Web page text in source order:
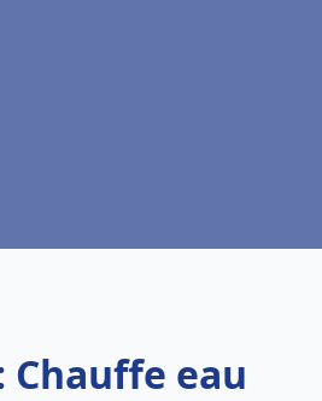
Chauffe eau